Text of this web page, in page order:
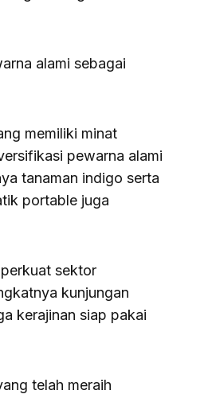
alami sebagai
memiliki minat
pewarna alami
tanaman indigo serta
portable juga
sektor
kunjungan
kerajinan siap pakai
telah meraih